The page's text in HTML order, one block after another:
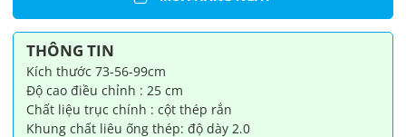
Năng
số
lượng
THÔNG TIN
Kích thước 73-56-99cm
Độ cao điều chỉnh : 25 cm
Chất liệu trục chính : cột thép rắn
Khung chất liêu ống thép: độ dày 2.0